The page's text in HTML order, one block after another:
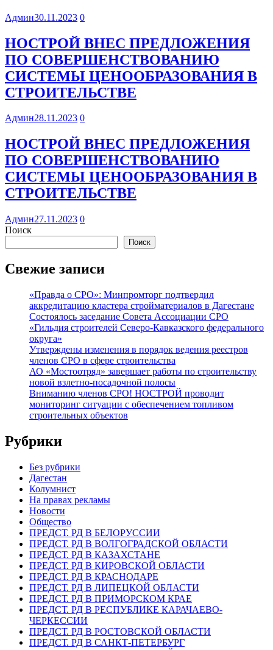
Админ30.11.2023 0
НОСТРОЙ ВНЕС ПРЕДЛОЖЕНИЯ
ПО СОВЕРШЕНСТВОВАНИЮ
СИСТЕМЫ ЦЕНООБРАЗОВАНИЯ В
СТРОИТЕЛЬСТВЕ
Админ28.11.2023 0
НОСТРОЙ ВНЕС ПРЕДЛОЖЕНИЯ
ПО СОВЕРШЕНСТВОВАНИЮ
СИСТЕМЫ ЦЕНООБРАЗОВАНИЯ В
СТРОИТЕЛЬСТВЕ
Админ27.11.2023 0
Поиск
Поиск
Свежие записи
«Правда о СРО»: Минпромторг подтвердил
аккредитацию кластера стройматериалов в Дагестане
Состоялось заседание Совета Ассоциации СРО
«Гильдия строителей Северо-Кавказского федерального
округа»
Утверждены изменения в порядок ведения реестров
членов СРО в сфере строительства
АО «Мостоотряд» завершает работы по строительству
новой взлетно-посадочной полосы
Вниманию членов СРО! НОСТРОЙ проводит
мониторинг ситуации с обеспечением топливом
строительных объектов
Рубрики
Без рубрики
Дагестан
Колумнист
На правах рекламы
Новости
Общество
ПРЕДСТ. РД В БЕЛОРУССИИ
ПРЕДСТ. РД В ВОЛГОГРАДСКОЙ ОБЛАСТИ
ПРЕДСТ. РД В КАЗАХСТАНЕ
ПРЕДСТ. РД В КИРОВСКОЙ ОБЛАСТИ
ПРЕДСТ. РД В КРАСНОДАРЕ
ПРЕДСТ. РД В ЛИПЕЦКОЙ ОБЛАСТИ
ПРЕДСТ. РД В ПРИМОРСКОМ КРАЕ
ПРЕДСТ. РД В РЕСПУБЛИКЕ КАРАЧАЕВО-
ЧЕРКЕССИИ
ПРЕДСТ. РД В РОСТОВСКОЙ ОБЛАСТИ
ПРЕДСТ. РД В САНКТ-ПЕТЕРБУРГ